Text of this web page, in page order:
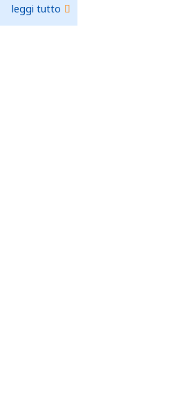
leggi tutto